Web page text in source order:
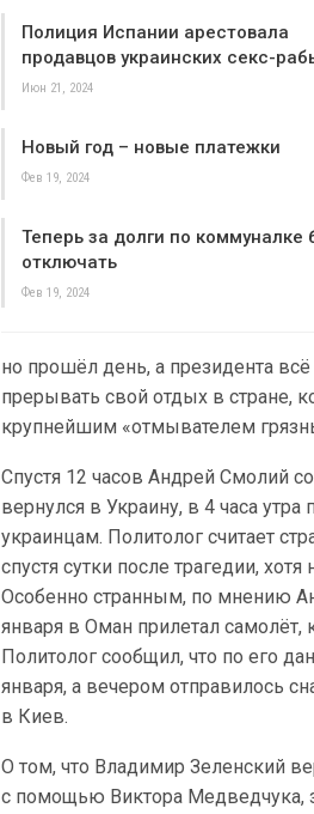
Полиция Испании арестовала
продавцов украинских секс-
Июн 21, 2024
Новый год – новые платежки
Фев 19, 2024
Теперь за долги по коммуналке
отключать
Фев 19, 2024
но прошёл день, а президента
прерывать свой отдых в стране,
крупнейшим «отмывателем
Спустя 12 часов Андрей Смолий
вернулся в Украину, в 4 часа
украинцам. Политолог считает
спустя сутки после трагедии,
Особенно странным, по мнению
января в Оман прилетал
Политолог сообщил, что по его
января, а вечером отправилось
в Киев.
О том, что Владимир Зеленский
с помощью Виктора Медведчука,